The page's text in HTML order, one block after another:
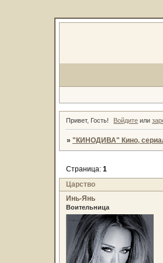
Привет, Гость! Войдите или
» "КИНОДИВА" Кино,
Царство
Страница: 1
Инь-Янь
Воительница